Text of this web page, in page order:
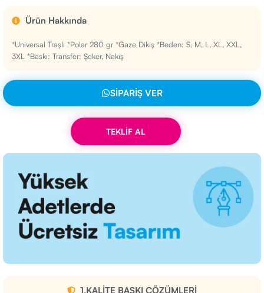
Ürün Hakkında
*Universal Traşlı *Polar 280 gr *Gaze Dikiş *Beden: S, M, L, XL, XXL,
3XL *Baskı: Transfer: Şeker, Nakış
SIPARIŞ VER
TEKLİF AL
1.KALITE BASKI ÇÖZÜMLERI